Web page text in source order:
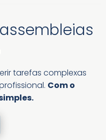
tarefas complexas
Com o